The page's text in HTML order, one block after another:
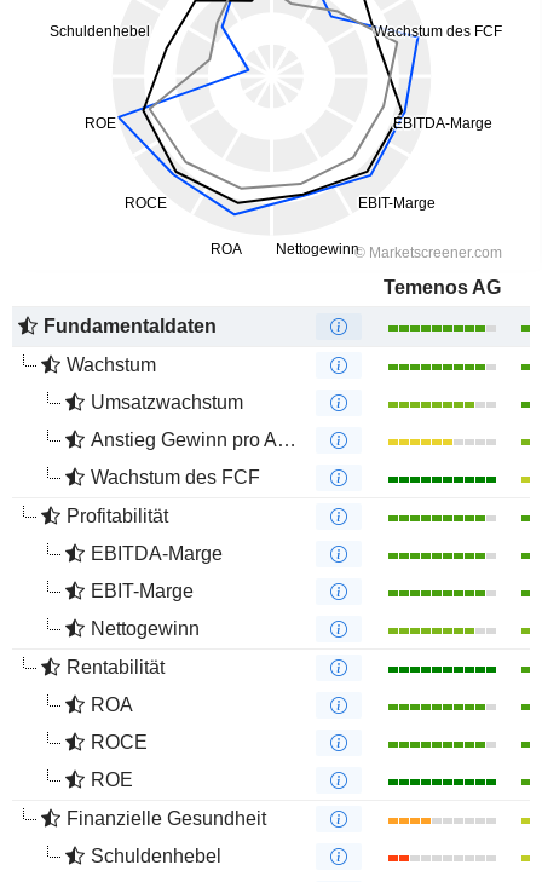
Temenos AG
Fundamentaldaten
Wachstum
Umsatzwachstum
Anstieg Gewinn pro Aktie
Wachstum des FCF
Profitabilität
EBITDA-Marge
EBIT-Marge
Nettogewinn
Rentabilität
ROA
ROCE
ROE
Finanzielle Gesundheit
Schuldenhebel